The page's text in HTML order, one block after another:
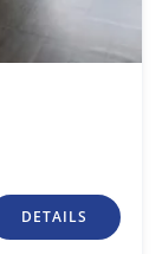
DETAILS